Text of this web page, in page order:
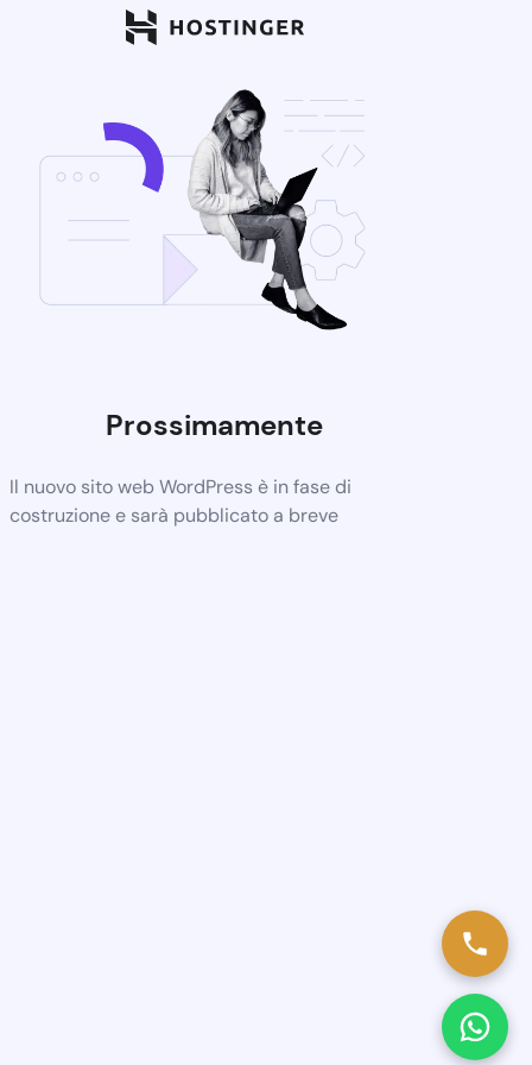
Prossimamente
Il nuovo sito web WordPress è in fase di
costruzione e sarà pubblicato a breve